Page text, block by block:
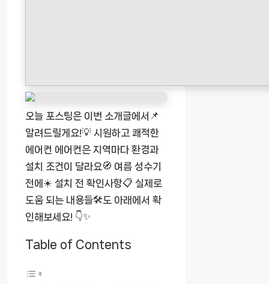
오늘 포스팅은 이번 소개글에서📌
알려드릴게요!💡 시원하고 쾌적한
에어컨 에어컨은 지역마다 환경과
설치 조건이 달라요🧭 여름 성수기
전에☀️ 설치 전 확인사항📋 실제로
도움 되는 내용들🛠️도 아래에서 확
인해보세요! 👇✨
Table of Contents